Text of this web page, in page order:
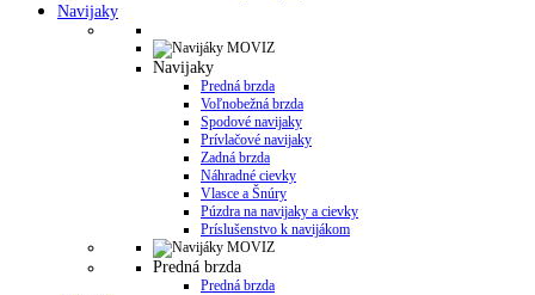
Navijaky
Navijaky
Predná brzda
Voľnobežná brzda
Spodové navijaky
Prívlačové navijaky
Zadná brzda
Náhradné cievky
Vlasce a Šnúry
Púzdra na navijaky a cievky
Príslušenstvo k navijákom
Predná brzda
Predná brzda